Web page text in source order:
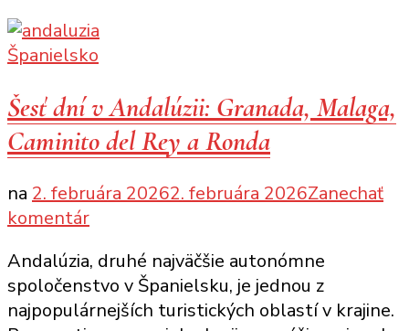
Španielsko
Šesť dní v Andalúzii: Granada, Malaga,
Caminito del Rey a Ronda
na 2. februára 20262. februára 2026Zanechať
komentárk
Šesť
dní
v Andalúzii:
Andalúzia, druhé najväčšie autonómne
spoločenstvo v Španielsku, je jednou z
najpopulárnejších turistických oblastí v krajine.